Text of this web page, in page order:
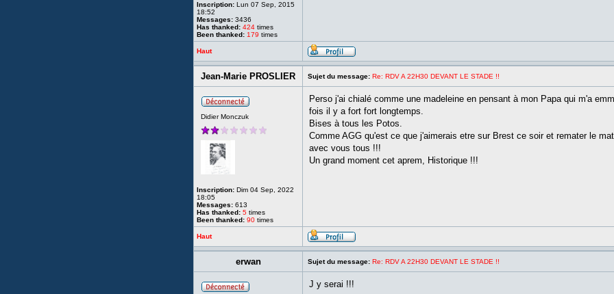
Inscription: Lun 07 Sep, 2015
18:52
Messages: 3436
Has thanked: 424 times
Been thanked: 179 times
Haut
Jean-Marie PROSLIER Sujet du message: Re: RDV A 22H30 DEVANT LE STADE !!
Didier Monczuk
Inscription: Dim 04 Sep, 2022
18:05
Messages: 613
Has thanked: 5 times
Been thanked: 90 times
Perso j'ai chialé comme une madeleine en pensant à mon Papa qui m'a
fois il y a fort fort longtemps.
Bises à tous les Potos.
Comme AGG qu'est ce que j'aimerais etre sur Brest ce soir et remater le
avec vous tous !!!
Un grand moment cet aprem, Historique !!!
Haut
erwan Sujet du message: Re: RDV A 22H30 DEVANT LE STADE !!
J y serai !!!